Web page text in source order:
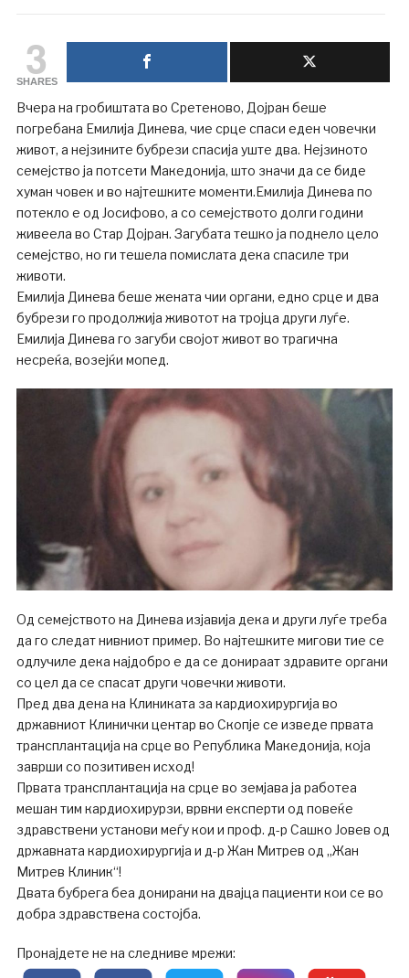
3
SHARES
Вчера на гробиштата во Сретеново, Дојран беше
погребана Емилија Динева, чие срце спаси еден човечки
живот, а нејзините бубрези спасија уште два. Нејзиното
семејство ја потсети Македонија, што значи да се биде
хуман човек и во најтешките моменти.Емилија Динева по
потекло е од Јосифово, а со семејството долги години
живеела во Стар Дојран. Загубата тешко ја поднело цело
семејство, но ги тешела помислата дека спасиле три
животи.
Емилија Динева беше жената чии органи, едно срце и два
бубрези го продолжија животот на тројца други луѓе.
Емилија Динева го загуби својот живот во трагична
несреќа, возејќи мопед.
Од семејството на Динева изјавија дека и други луѓе треба
да го следат нивниот пример. Во најтешките мигови тие се
одлучиле дека најдобро е да се донираат здравите органи
со цел да се спасат други човечки животи.
Пред два дена на Клиниката за кардиохирургија во
државниот Клинички центар во Скопје се изведе првата
трансплантација на срце во Република Македонија, која
заврши со позитивен исход!
Првата трансплантација на срце во земјава ја работеа
мешан тим кардиохирурзи, врвни експерти од повеќе
здравствени установи меѓу кои и проф. д-р Сашко Јовев од
државната кардиохирургија и д-р Жан Митрев од „Жан
Митрев Клиник“!
Двата бубрега беа донирани на двајца пациенти кои се во
добра здравствена состојба.
Пронајдете не на следниве мрежи: